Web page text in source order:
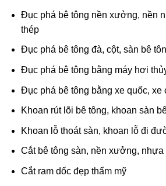
Đục phá bê tông nền xưởng, nền
thép
Đục phá bê tông đà, cột, sàn bê
Đục phá bê tông bằng máy hơi
Đục phá bê tông bằng xe quốc, xe
Khoan rút lõi bê tông, khoan sàn
Khoan lỗ thoát sàn, khoan lỗ đi
Cắt bê tông sàn, nền xưởng,
Cắt ram dốc đẹp thẩm mỹ